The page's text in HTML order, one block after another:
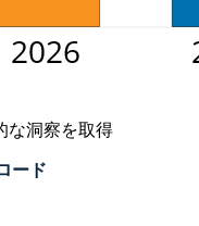
な洞察を取得
ード